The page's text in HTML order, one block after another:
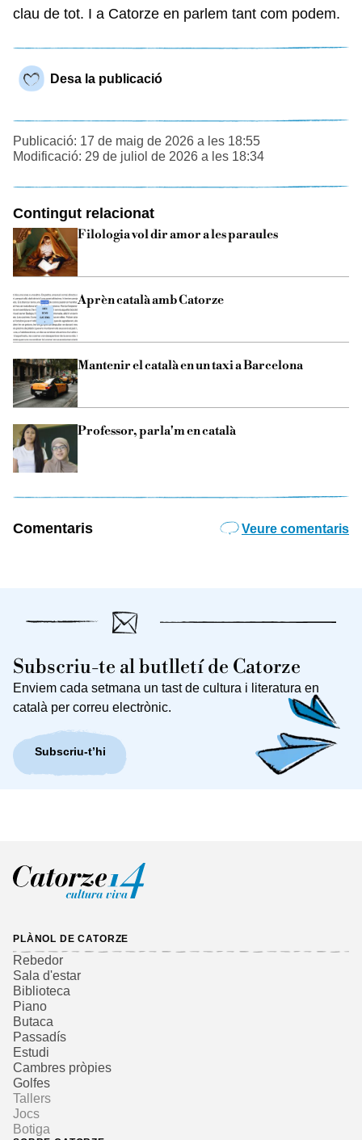
clau de tot. I a Catorze en parlem tant com podem.
Desa la publicació
Publicació: 17 de maig de 2026 a les 18:55
Modificació: 29 de juliol de 2026 a les 18:34
Contingut relacionat
Filologia vol dir amor a les paraules
Aprèn català amb Catorze
Mantenir el català en un taxi a Barcelona
Professor, parla'm en català
Comentaris Veure comentaris
Subscriu-te al butlletí de Catorze
Enviem cada setmana un tast de cultura i literatura en
català per correu electrònic.
Subscriu-t’hi
PLÀNOL DE CATORZE
Rebedor
Sala d'estar
Biblioteca
Piano
Butaca
Passadís
Estudi
Cambres pròpies
Golfes
Tallers
Jocs
Botiga